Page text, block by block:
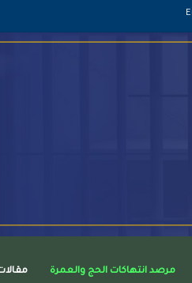
مرصد انتهاكات الحج والعمرة